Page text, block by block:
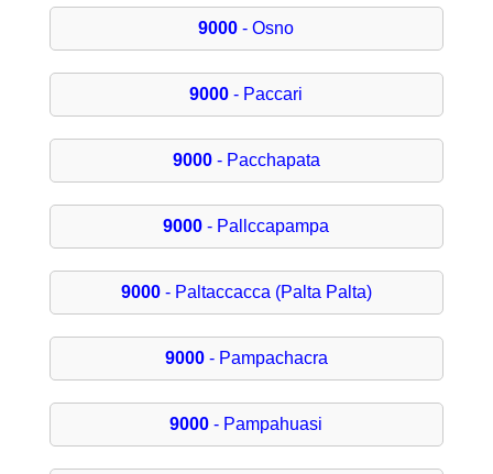
9000 - Osno
9000 - Paccari
9000- Pacchapata
9000 - Pallccapampa
9000- Paltaccacca (Palta Palta)
9000- Pampachacra
9000 - Pampahuasi